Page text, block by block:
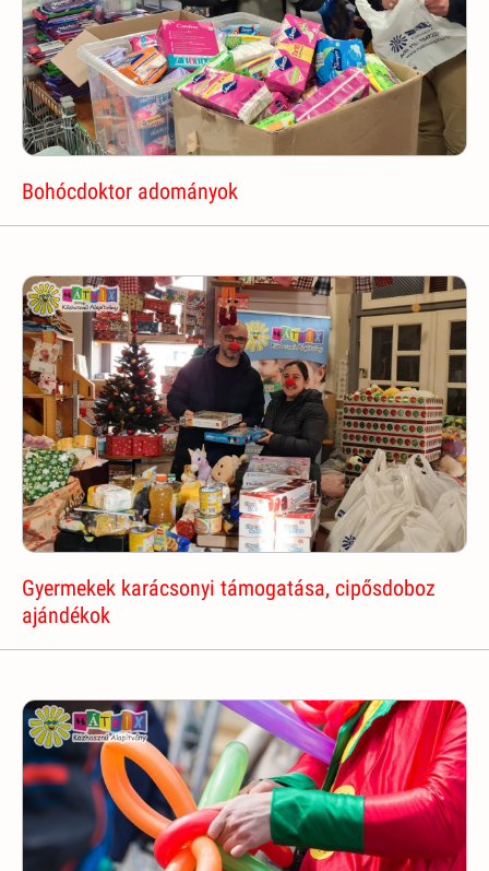
Bohócdoktor adományok
Gyermekek karácsonyi támogatása, cipősdoboz
ajándékok